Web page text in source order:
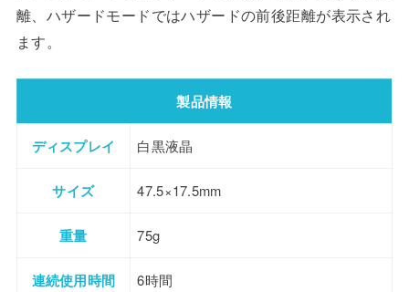
離、ハザードモードではハザードの前後距離が表示され
ます。
製品情報
ディスプレイ 白黒液晶
サイズ 47.5×17.5mm
重量 75g
連続使用時間 6時間